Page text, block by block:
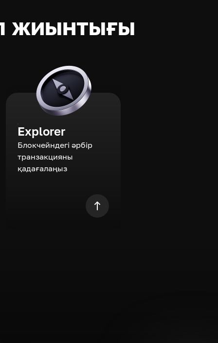
жиынтығы
Explorer
Блокчейндегі әрбір
транзакцияны
қадағалаңыз